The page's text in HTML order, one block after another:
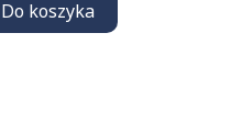
Do koszyka